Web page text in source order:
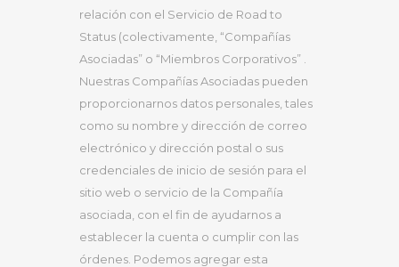
relación con el Servicio de Road to
Status (colectivamente, “Compañías
Asociadas” o “Miembros Corporativos” .
Nuestras Compañías Asociadas pueden
proporcionarnos datos personales, tales
como su nombre y dirección de correo
electrónico y dirección postal o sus
credenciales de inicio de sesión para el
sitio web o servicio de la Compañía
asociada, con el fin de ayudarnos a
establecer la cuenta o cumplir con las
órdenes. Podemos agregar esta